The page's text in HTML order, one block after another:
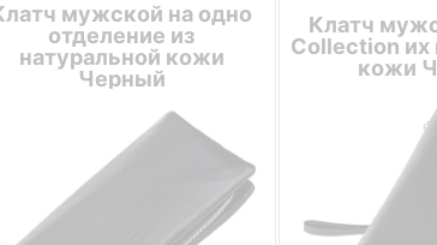
мужской на одно
отделение из
натуральной кожи
Черный
Клатч
Collection их
кожи